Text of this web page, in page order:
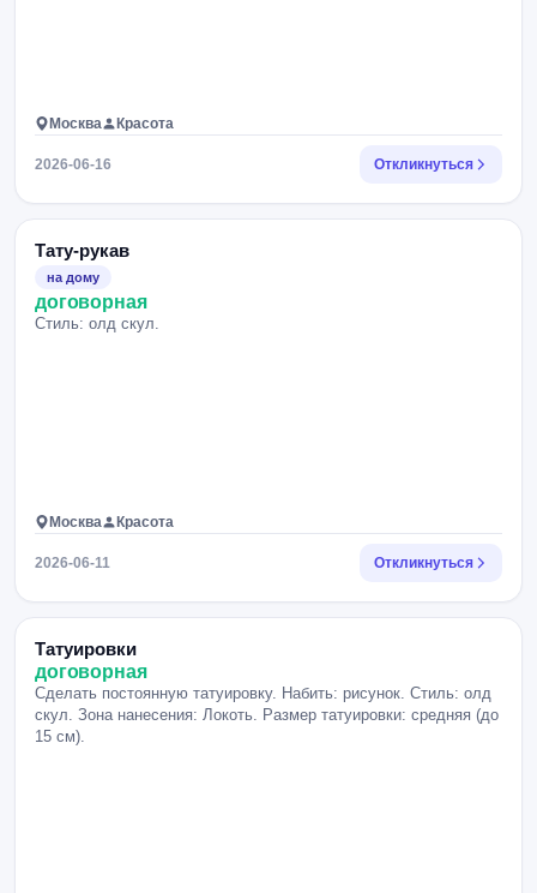
Москва Красота
2026-06-16 Откликнуться
Тату-рукав
на дому
договорная
Стиль: олд скул.
Москва Красота
2026-06-11 Откликнуться
Татуировки
договорная
Сделать постоянную татуировку. Набить: рисунок. Стиль: олд
скул. Зона нанесения: Локоть. Размер татуировки: средняя (до
15 см).